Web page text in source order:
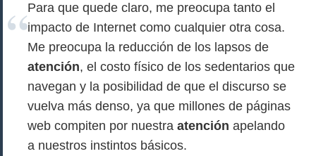
Para que quede claro, me preocupa tanto el
impacto de Internet como cualquier otra cosa.
Me preocupa la reducción de los lapsos de
atención, el costo físico de los sedentarios que
navegan y la posibilidad de que el discurso se
vuelva más denso, ya que millones de páginas
web compiten por nuestra atención apelando
a nuestros instintos básicos.